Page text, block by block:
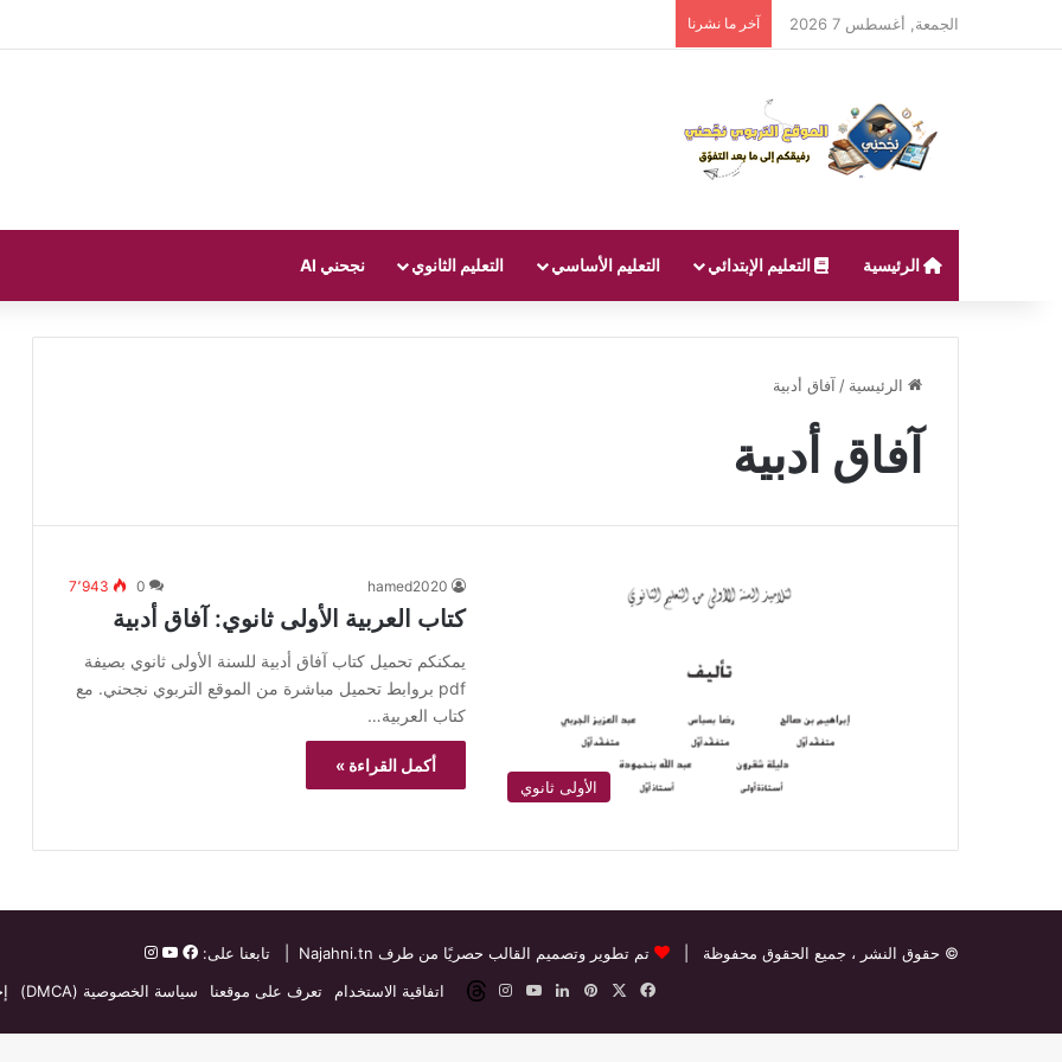
الجمعة, أغسطس 7 2026 آخر ما نشرنا
الرئيسية التعليم الإبتدائي التعليم الأساسي التعليم الثانوي نجحني AI
الرئيسية / آفاق أدبية
آفاق أدبية
الأولى ثانوي
hamed2020
0 7٬943
كتاب العربية الأولى ثانوي: آفاق أدبية
يمكنكم تحميل كتاب آفاق أدبية للسنة الأولى ثانوي بصيفة
pdf بروابط تحميل مباشرة من الموقع التربوي نجحني. مع
كتاب العربية…
أكمل القراءة »
© حقوق النشر ، جميع الحقوق محفوظة | تم تطوير وتصميم القالب حصريًا من طرف Najahni.tn | تابعنا على:
اتفاقية الاستخدام
تعرف على موقعنا سياسة الخصوصية (DMCA) فيسبوكبينتيريست
لينكدإن‫YouTube
انستقرامthreads